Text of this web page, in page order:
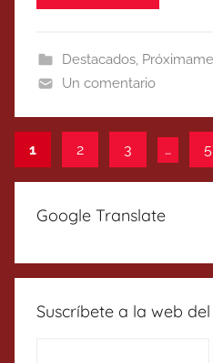
Destacados,
Un comentario
Paginación
de
entradas
1 2 3 … 5
Google Translate
Suscríbete a la web